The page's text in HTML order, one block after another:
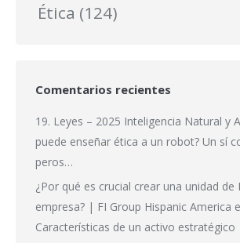
Ética (124)
Comentarios recientes
19. Leyes – 2025 Inteligencia Natural y
puede enseñar ética a un robot? Un sí
peros…
¿Por qué es crucial crear una unidad de
empresa? | FI Group Hispanic America
Características de un activo estratégico